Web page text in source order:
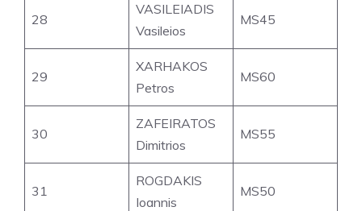
28
VASILEIADIS
Vasileios
MS45
29
XARHAKOS
Petros
MS60
30
ZAFEIRATOS
Dimitrios
MS55
31
ROGDAKIS
Ioannis
MS50